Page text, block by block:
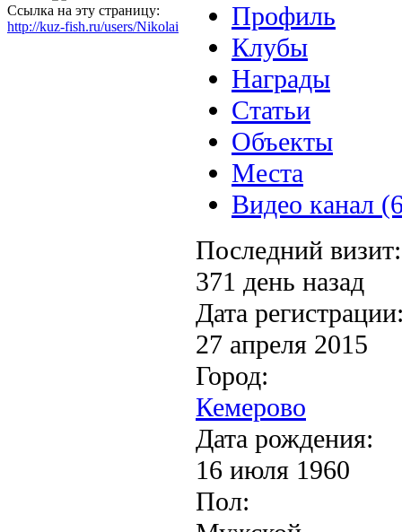
Ссылка на эту страницу:
http://kuz-fish.ru/users/Nikolai
Профиль
Клубы
Награды
Статьи
Объекты
Места
Видео канал
Последний визит:
371 день назад
Дата
27 апреля 2015
Город:
Кемерово
Дата рождения:
16 июля 1960
Пол: